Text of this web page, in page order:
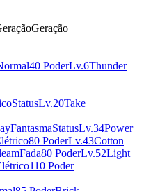
Geração
40 PoderLv.6Thunder
StatusLv.20Take
FantasmaStatusLv.34Power
80 PoderLv.43Cotton
Fada80 PoderLv.52Light
110 Poder